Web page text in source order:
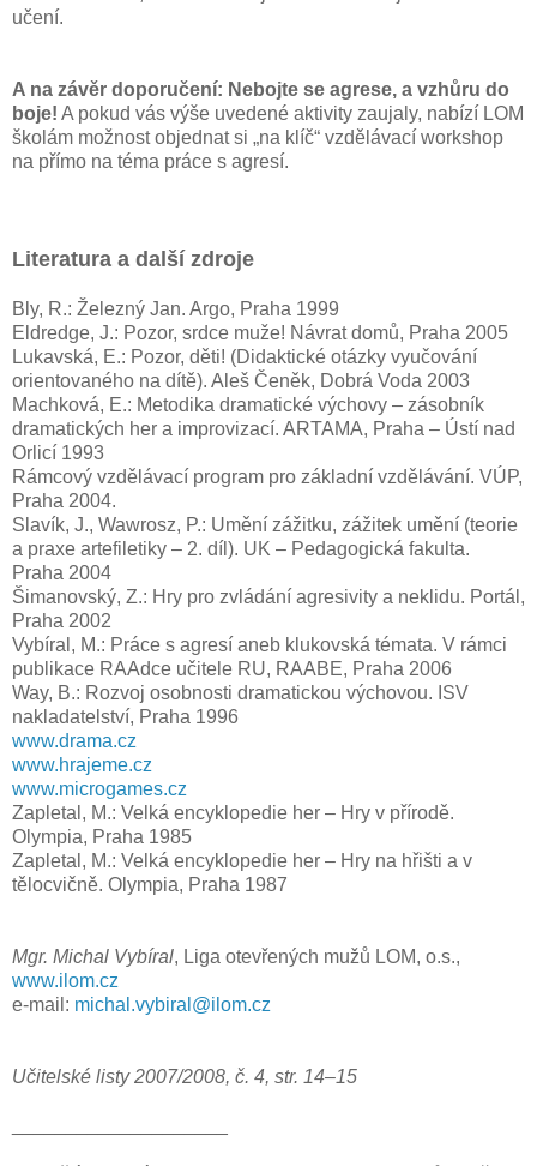
učení.
A na závěr doporučení: Nebojte se agrese, a vzhůru do
boje! A pokud vás výše uvedené aktivity zaujaly, nabízí LOM
školám možnost objednat si „na klíč“ vzdělávací workshop
na přímo na téma práce s agresí.
Literatura a další zdroje
Bly, R.: Železný Jan. Argo, Praha 1999
Eldredge, J.: Pozor, srdce muže! Návrat domů, Praha 2005
Lukavská, E.: Pozor, děti! (Didaktické otázky vyučování
orientovaného na dítě). Aleš Čeněk, Dobrá Voda 2003
Machková, E.: Metodika dramatické výchovy – zásobník
dramatických her a improvizací. ARTAMA, Praha – Ústí nad
Orlicí 1993
Rámcový vzdělávací program pro základní vzdělávání. VÚP,
Praha 2004.
Slavík, J., Wawrosz, P.: Umění zážitku, zážitek umění (teorie
a praxe artefiletiky – 2. díl). UK – Pedagogická fakulta.
Praha 2004
Šimanovský, Z.: Hry pro zvládání agresivity a neklidu. Portál,
Praha 2002
Vybíral, M.: Práce s agresí aneb klukovská témata. V rámci
publikace RAAdce učitele RU, RAABE, Praha 2006
Way, B.: Rozvoj osobnosti dramatickou výchovou. ISV
nakladatelství, Praha 1996
www.drama.cz
www.hrajeme.cz
www.microgames.cz
Zapletal, M.: Velká encyklopedie her – Hry v přírodě.
Olympia, Praha 1985
Zapletal, M.: Velká encyklopedie her – Hry na hřišti a v
tělocvičně. Olympia, Praha 1987
Mgr. Michal Vybíral, Liga otevřených mužů LOM, o.s.,
www.ilom.cz
e-mail: michal.vybiral@ilom.cz
Učitelské listy 2007/2008, č. 4, str. 14–15